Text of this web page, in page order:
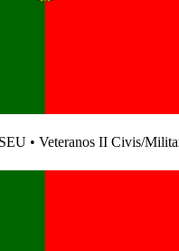
• Veteranos II Civis/